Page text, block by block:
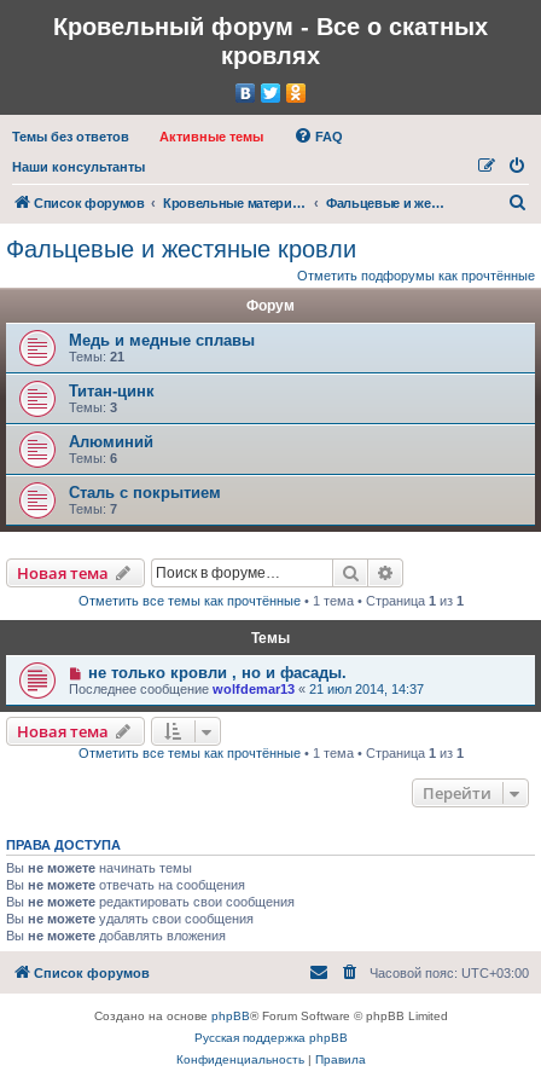
Кровельный форум - Все о скатных
кровлях
Темы без ответов Активные темы FAQ
Наши консультанты
Список форумов Кровельные материалы, покрытия Фальцевые и жестяные кровли
с
Фальцевые и жестяные кровли
Отметить подфорумы как прочтённые
Форум
Медь и медные сплавы
Темы: 21
Титан-цинк
Темы: 3
Алюминий
Темы: 6
Сталь с покрытием
Темы: 7
Новая тема Поиск
Отметить все темы как прочтённые• 1 тема • Страница 1 из 1
Темы
не только кровли , но и фасады.
Последнее сообщение wolfdemar13 « 21 июл 2014, 14:37
Новая тема
Отметить все темы как прочтённые• 1 тема • Страница 1 из 1
Перейти
ПРАВА ДОСТУПА
Вы не можете начинать темы
Вы не можете отвечать на сообщения
Вы не можете редактировать свои сообщения
Вы не можете удалять свои сообщения
Вы не можете добавлять вложения
Список форумов Часовой пояс: UTC+03:00
Создано на основе phpBB® Forum Software © phpBB Limited
Русская поддержка phpBB
Конфиденциальность| Правила